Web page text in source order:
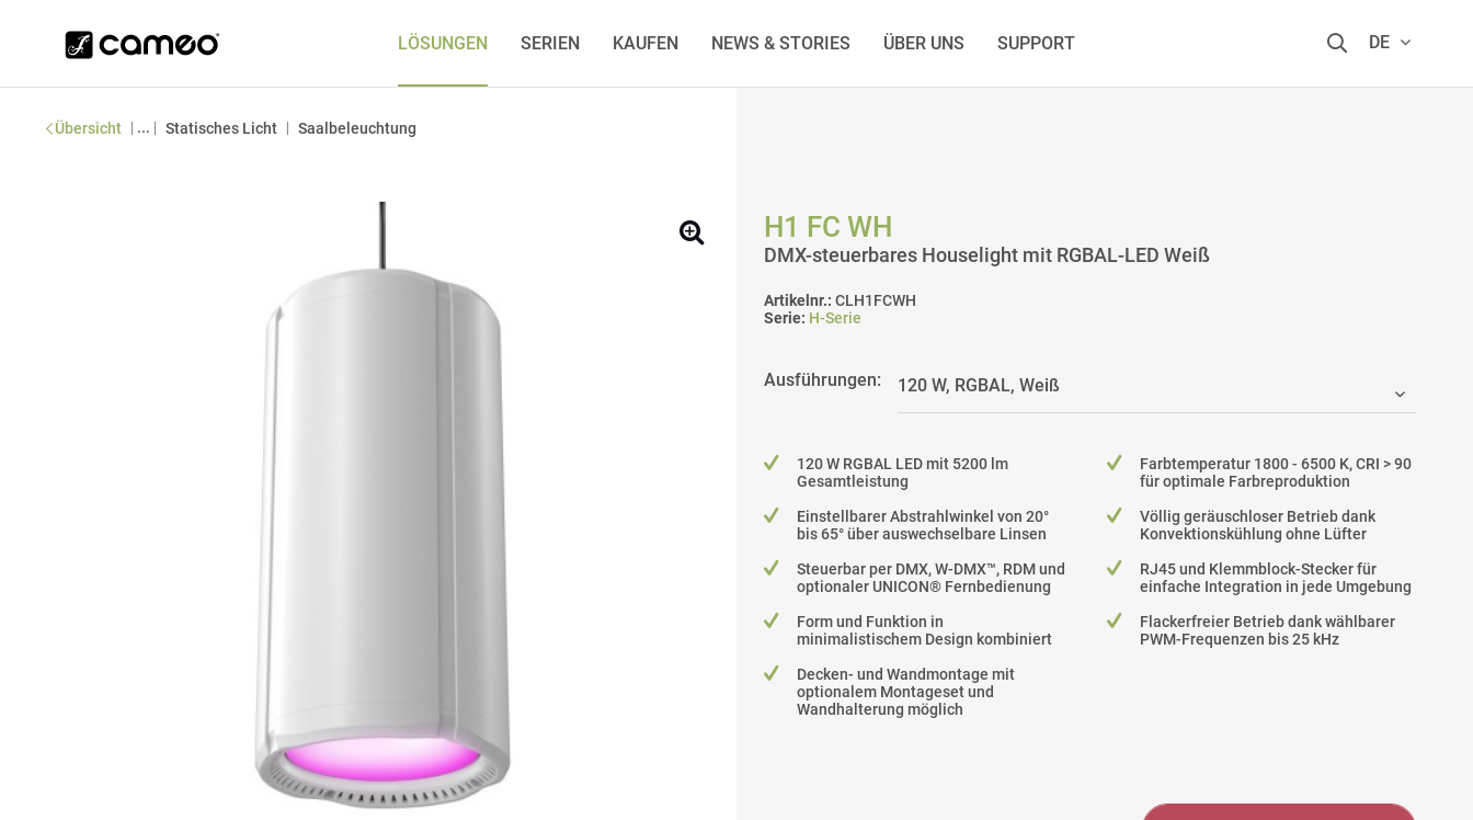
LÖSUNGEN SERIEN KAUFEN NEWS & STORIES ÜBER UNS SUPPORT DE
Übersicht | ... | Statisches Licht | Saalbeleuchtung
H1 FC WH
DMX-steuerbares Houselight mit RGBAL-LED Weiß
Artikelnr.: CLH1FCWH
Serie: H-Serie
Ausführungen:
120 W RGBAL LED mit 5200 lm
Gesamtleistung
Farbtemperatur 1800 - 6500 K, CRI > 90
für optimale Farbreproduktion
Einstellbarer Abstrahlwinkel von 20°
bis 65° über auswechselbare Linsen
Völlig geräuschloser Betrieb dank
Konvektionskühlung ohne Lüfter
Steuerbar per DMX, W-DMX™, RDM und
optionaler UNICON® Fernbedienung
RJ45 und Klemmblock-Stecker für
einfache Integration in jede Umgebung
Form und Funktion in
minimalistischem Design kombiniert
Flackerfreier Betrieb dank wählbarer
PWM-Frequenzen bis 25 kHz
Decken- und Wandmontage mit
optionalem Montageset und
Wandhalterung möglich